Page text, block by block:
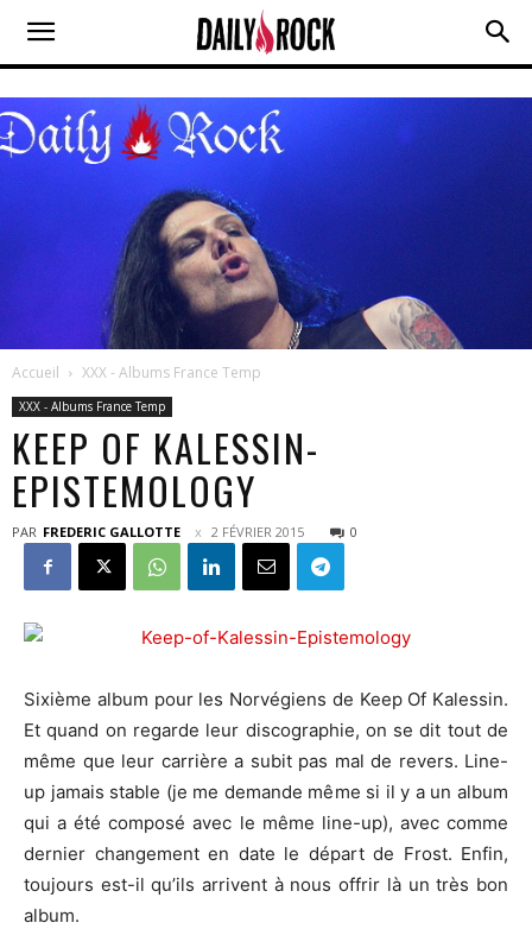
Accueil XXX - Albums France Temp
XXX - Albums France Temp
KEEP OF KALESSIN-
EPISTEMOLOGY
PAR FREDERIC GALLOTTE 2 FÉVRIER 2015 0
Sixième album pour les Norvégiens de Keep Of Kalessin.
Et quand on regarde leur discographie, on se dit tout de
même que leur carrière a subit pas mal de revers. Line-
up jamais stable (je me demande même si il y a un album
qui a été composé avec le même line-up), avec comme
dernier changement en date le départ de Frost. Enfin,
toujours est-il qu’ils arrivent à nous offrir là un très bon
album.